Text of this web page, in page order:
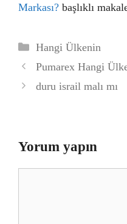
Markası? başlıklı
Kategoriler
Hangi Ülkenin
Pumarex Hangi
duru israil malı mı
Yorum yapın